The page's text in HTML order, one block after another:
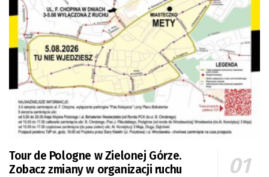
Tour de Pologne w Zielonej Górze.
Zobacz zmiany w organizacji ruchu